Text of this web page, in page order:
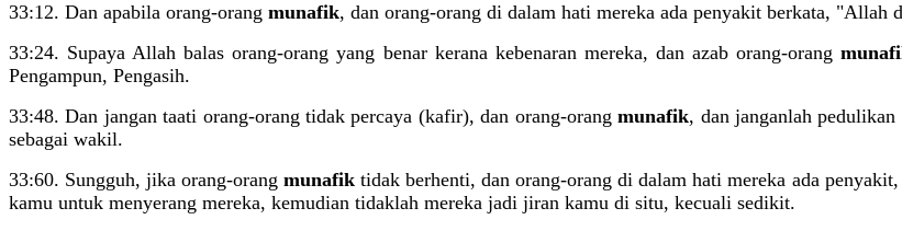
33:12. Dan apabila orang-orang munafik, dan orang-orang di dalam hati mereka ada penyakit berkata,
33:24. Supaya Allah balas orang-orang yang benar kerana kebenaran mereka, dan azab orang-orang
Pengampun, Pengasih.
33:48. Dan jangan taati orang-orang tidak percaya (kafir), dan orang-orangmunafik, dan janganlah
sebagai wakil.
33:60. Sungguh, jika orang-orangmunafik tidak berhenti, dan orang-orang di dalam hati mereka ada
kamu untuk menyerang mereka, kemudian tidaklah mereka jadi jiran kamu di situ, kecuali sedikit.